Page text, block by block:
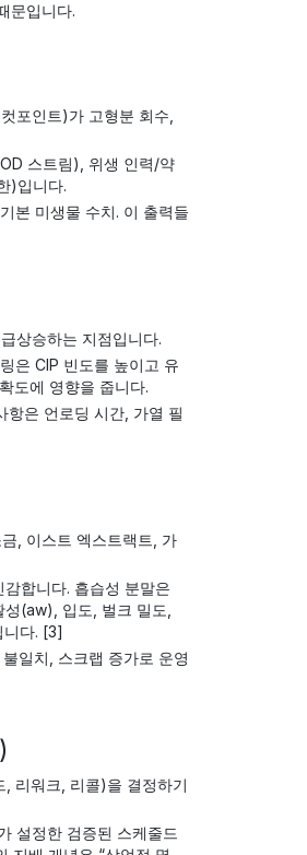
문입니다.
포인트)가 고형분 회수,
스트림), 위생 인력/약
)입니다.
본 미생물 수치. 이 출력들
상승하는 지점입니다.
은 CIP 빈도를 높이고 유
도에 영향을 줍니다.
항은 언로딩 시간, 가열 필
, 이스트 엑스트랙트, 가
합니다. 흡습성 분말은
(aw), 입도, 벌크 밀도,
니다. [3]
일치, 스크랩 증가로 운영
리워크, 리콜)을 결정하기
설정한 검증된 스케줄드